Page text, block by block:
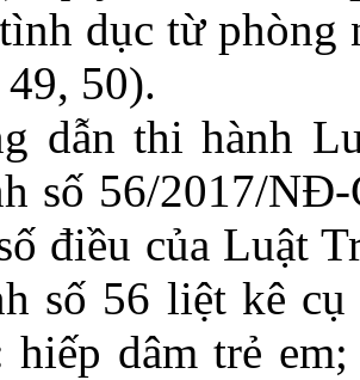
dục từ phòng
50).
dẫn thi hành
số 56/2017/
điều của Luật
số 56 liệt kê
hiếp dâm trẻ